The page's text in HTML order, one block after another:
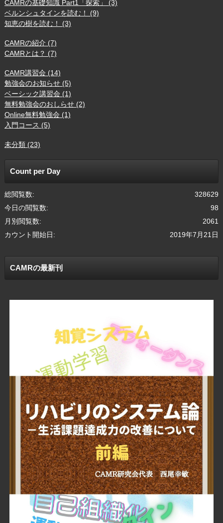
CAMRの基礎知識 Part1「探索」 (3)
ベルンシュタインを読む！ (9)
知恵の樹を読む！ (3)
CAMRの紹介 (7)
CAMRとは？ (7)
CAMR講習会 (14)
勉強会のお知らせ (5)
ベーシック講習会 (1)
無料勉強会のおしらせ (2)
Online無料勉強会 (1)
入門コース (5)
未分類 (23)
Count per Day
328629
総閲覧数:
98
今日の閲覧数:
2061
月別閲覧数:
2019年7月21日
カウント開始日:
CAMRの最新刊